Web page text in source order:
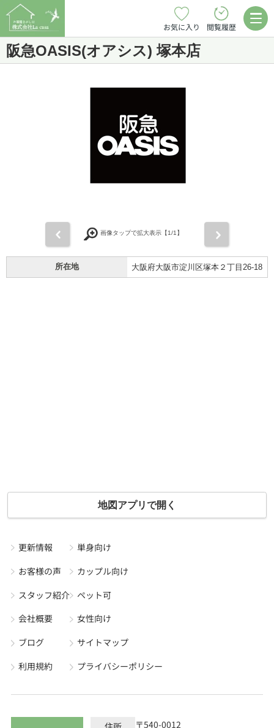
お気に入り 閲覧履歴
阪急OASIS(オアシス) 塚本店
画像タップで拡大表示【1/1】
所在地 大阪府大阪市淀川区塚本２丁目26-18
地図アプリで開く
更新情報
お客様の声
スタッフ紹介
会社概要
ブログ
利用規約
単身向け
カップル向け
ペット可
女性向け
サイトマップ
プライバシーポリシー
〒540-0012